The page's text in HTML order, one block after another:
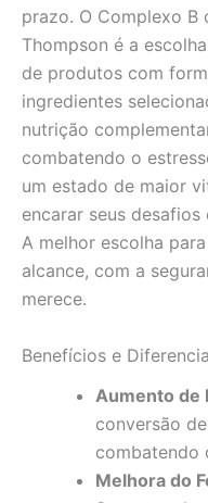
prazo. O Complexo B
Thompson é a
de produtos com
ingredientes
nutrição
combatendo o
um estado de maior
encarar seus
A melhor escolha
alcance, com a
merece.
Benefícios e
Aumento de
conversão
combatendo
Melhora do